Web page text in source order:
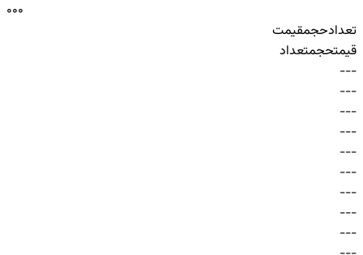
000
تعدادحجمقیمت
قیمتحجمتعداد
-
-
-
-
-
-
-
-
-
-
-
-
-
-
-
-
-
-
-
-
-
-
-
-
-
-
-